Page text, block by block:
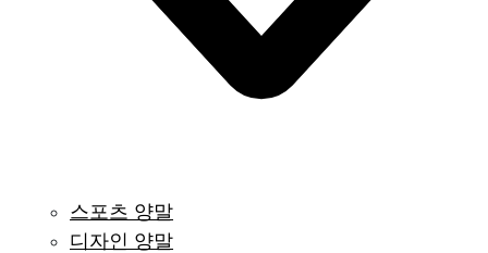
스포츠 양말
디자인 양말